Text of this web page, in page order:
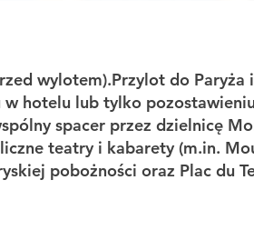
wylotem).Przylot do
hotelu lub tylko
spacer przez dzielnicę
teatry i kabarety (m.in.
pobożności oraz Plac du